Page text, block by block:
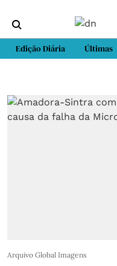
Edição Diária Últimas
Arquivo Global Imagens